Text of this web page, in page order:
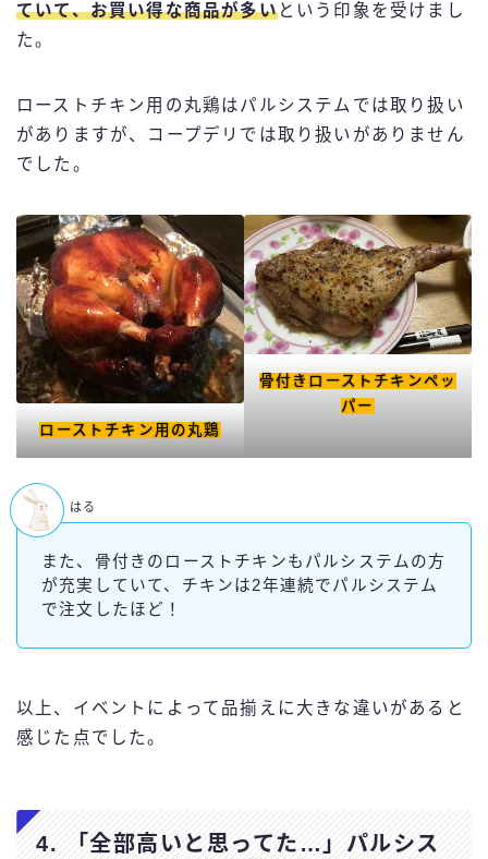
ていて、お買い得な商品が多いという印象を受けまし
た。
ローストチキン用の丸鶏はパルシステムでは取り扱い
がありますが、コープデリでは取り扱いがありません
でした。
ローストチキン用の丸鶏
骨付きローストチキンペッ
パー
また、骨付きのローストチキンもパルシステムの方
が充実していて、チキンは2年連続でパルシステム
で注文したほど！
はる
以上、イベントによって品揃えに大きな違いがあると
感じた点でした。
4. 「全部高いと思ってた…」パルシス